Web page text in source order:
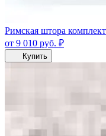
Римская штора
от 9 010 руб. ₽
Купить